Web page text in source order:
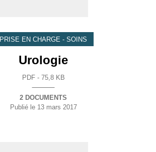
PRISE EN CHARGE - SOINS
Urologie
PDF - 75,8 KB
2 DOCUMENTS
Publié le13 mars 2017